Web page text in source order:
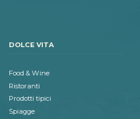
DOLCE VITA
Food & Wine
Ristoranti
Prodotti tipici
Spiagge